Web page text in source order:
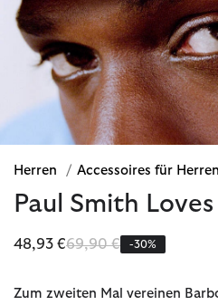
Herren / Accessoires für Herren
Paul Smith
48,93 €Reduziert von
69,90 €bis-30%
Zum zweiten Mal vereinen